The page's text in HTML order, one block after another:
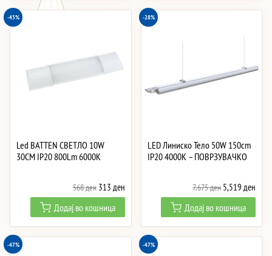
-45%
Led BATTEN СВЕТЛО 10W
30CM IP20 800Lm 6000K
568ден Original
price
was:
568 ден.
313 денCurrent
price
is:
313 ден.
Додај во кошница
-28%
LED Линиско Тело 50W 150cm
IP20 4000K – ПОВРЗУВАЧКО
7,675ден Original
price
was:
7,675 ден.
5,519 ден
price
is:
Додај во кошница
-47% -47%